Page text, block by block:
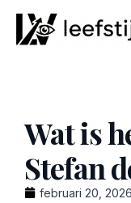
Wat is
Stefan
februari 20, 2026